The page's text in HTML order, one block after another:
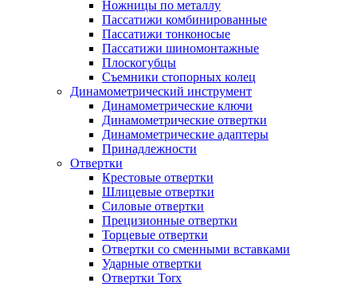
Ножницы по металлу
Пассатижи комбинированные
Пассатижи тонконосые
Пассатижи шиномонтажные
Плоскогубцы
Съемники стопорных колец
Динамометрический инструмент
Динамометрические ключи
Динамометрические отвертки
Динамометрические адаптеры
Принадлежности
Отвертки
Крестовые отвертки
Шлицевые отвертки
Силовые отвертки
Прецизионные отвертки
Торцевые отвертки
Отвертки со сменными вставками
Ударные отвертки
Отвертки Torx